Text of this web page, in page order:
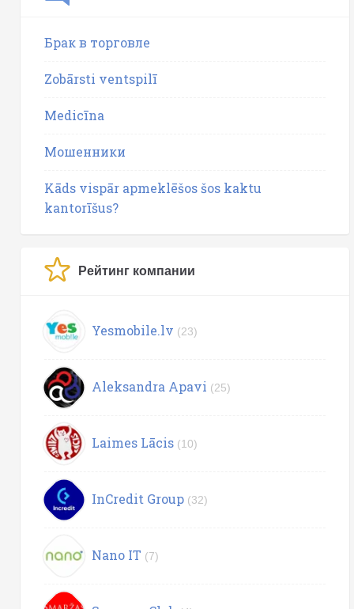
Брак в торговле
Zobārsti ventspilī
Medicīna
Мошенники
Kāds vispār apmeklēšos šos kaktu
kantorīšus?
Рейтинг компании
Yesmobile.lv (23)
Aleksandra Apavi (25)
Laimes Lācis (10)
InCredit Group (32)
Nano IT (7)